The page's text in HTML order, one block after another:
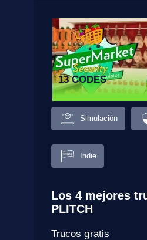
13 CODES
Simulación
Indie
Los 4 mejores
PLITCH
Trucos gratis